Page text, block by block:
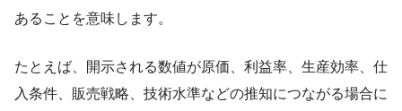
あることを意味します。
たとえば、開示される数値が原価、利益率、生産効率、仕
入条件、販売戦略、技術水準などの推知につながる場合に